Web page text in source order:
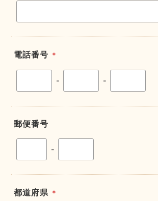
電話番号 ＊
- -
郵便番号
-
都道府県 ＊